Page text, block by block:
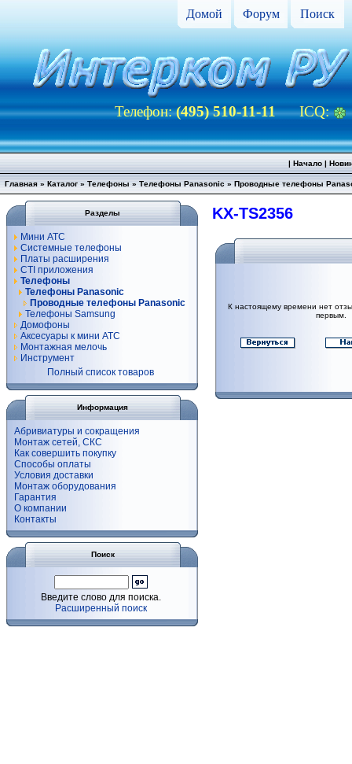
Домой Форум Поиск
Телефон:(495) 510-11-11ICQ:
| Начало|
Главная » Каталог » Телефоны » Телефоны Panasonic » Проводные телефоны
Разделы
Мини АТС
Системные телефоны
Платы расширения
CTI приложения
Телефоны
Телефоны Panasonic
Проводные телефоны Panasonic
Телефоны Samsung
Домофоны
Аксесуары к мини АТС
Монтажная мелочь
Инструмент
Полный список товаров
Информация
Абривиатуры и сокращения
Монтаж сетей, СКС
Как совершить покупку
Способы оплаты
Условия доставки
Монтаж оборудования
Гарантия
О компании
Контакты
Поиск
Введите слово для поиска.
Расширенный поиск
KX-TS2356
К настоящему времени нет
первым.